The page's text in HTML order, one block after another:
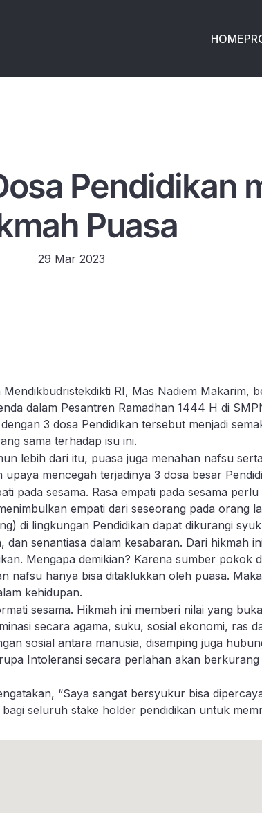
HOME
Pendidikan
Puasa
29 Mar 2023
RI, Mas Nadiem Makarim,
dalam Pesantren Ramadhan 1444 H di
3 dosa Pendidikan tersebut menjadi
sama terhadap isu ini.
lebih dari itu, puasa juga menahan nafsu
mencegah terjadinya 3 dosa besar
pada sesama. Rasa empati pada sesama
empati dari seseorang pada orang
di lingkungan Pendidikan dapat dikurangi
senantiasa dalam kesabaran. Dari hikmah
Mengapa demikian? Karena sumber pokok
nafsu hanya bisa ditaklukkan oleh puasa.
kehidupan.
sesama. Hikmah ini memberi nilai yang
secara agama, suku, sosial ekonomi, ras
sosial antara manusia, disamping juga
Intoleransi secara perlahan akan
“Saya sangat bersyukur bisa
seluruh stake holder pendidikan untuk